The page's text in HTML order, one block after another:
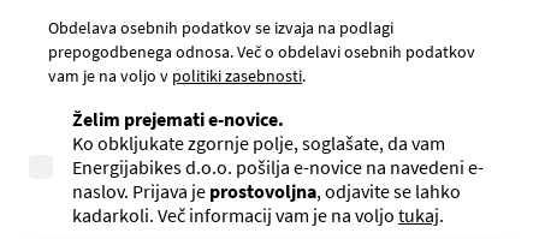
Obdelava osebnih podatkov se izvaja na podlagi
prepogodbenega odnosa. Več o obdelavi osebnih podatkov
vam je na voljo v politiki zasebnosti.
Želim prejemati e-novice.
Ko obkljukate zgornje polje, soglašate, da vam
Energijabikes d.o.o. pošilja e-novice na navedeni e-
naslov. Prijava je prostovoljna, odjavite se lahko
kadarkoli. Več informacij vam je na voljo tukaj.